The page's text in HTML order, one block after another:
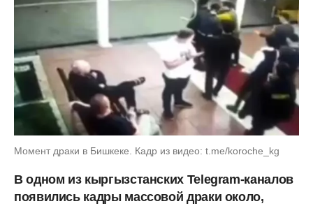
Момент драки в Бишкеке. Кадр из видео: t.me/koroche_kg
В одном из кыргызстанских Telegram-каналов
появились кадры массовой драки около,